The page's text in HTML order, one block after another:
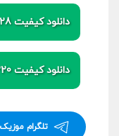
دانلود کیفیت 128
دانلود کیفیت 320
تلگرام